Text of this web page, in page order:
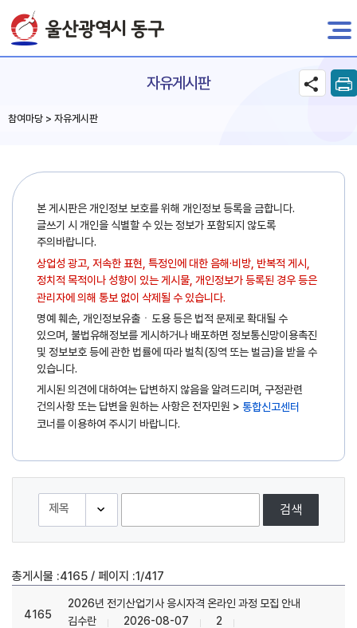
전자민원
자유게시판
참여마당 > 자유게시판
본 게시판은 개인정보 보호를 위해 개인정보 등록을 금합니다.
글쓰기 시 개인을 식별할 수 있는 정보가 포함되지 않도록
주의바랍니다.
상업성 광고, 저속한 표현, 특정인에 대한 음해·비방, 반복적 게시,
정치적 목적이나 성향이 있는 게시물, 개인정보가 등록된 경우 등은
관리자에 의해 통보 없이 삭제될 수 있습니다.
명예 훼손, 개인정보유출ㆍ도용 등은 법적 문제로 확대될 수
있으며, 불법유해정보를 게시하거나 배포하면 정보통신망이용촉진
및 정보보호 등에 관한 법률에 따라 벌칙(징역 또는 벌금)을 받을 수
있습니다.
게시된 의견에 대하여는 답변하지 않음을 알려드리며, 구정관련
건의사항 또는 답변을 원하는 사항은 전자민원 > 통합신고센터
코너를 이용하여 주시기 바랍니다.
검색
총게시물 :4165 / 페이지 :1/417
4165
2026년 전기산업기사 응시자격 온라인 과정 모집 안내
김수란
2026-08-07 2